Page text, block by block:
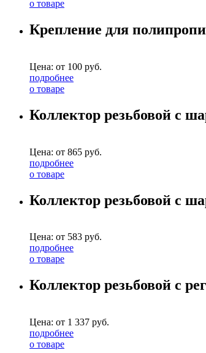
о товаре
Крепление для
Цена: от 100 руб.
подробнее
о товаре
Коллектор резьбовой с
Цена: от 865 руб.
подробнее
о товаре
Коллектор резьбовой с
Цена: от 583 руб.
подробнее
о товаре
Коллектор резьбовой с
Цена: от 1 337 руб.
подробнее
о товаре